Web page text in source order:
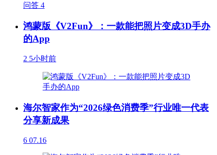
问答 4
鸿蒙版《V2Fun》：一款能把照片变成3D手办
的App
2 5小时前
海尔智家作为“2026绿色消费季”行业唯一代表
分享新成果
6 07.16